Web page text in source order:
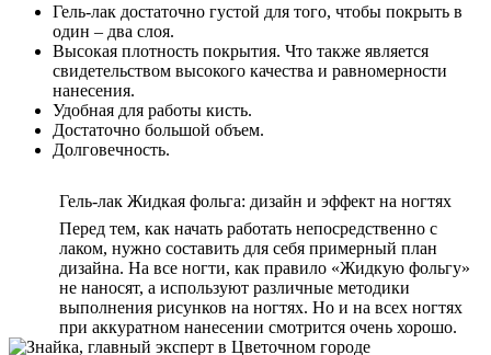
Гель-лак достаточно густой для того, чтобы покрыть в
один – два слоя.
Высокая плотность покрытия. Что также является
свидетельством высокого качества и равномерности
нанесения.
Удобная для работы кисть.
Достаточно большой объем.
Долговечность.
Гель-лак Жидкая фольга: дизайн и эффект на ногтях
Перед тем, как начать работать непосредственно с
лаком, нужно составить для себя примерный план
дизайна. На все ногти, как правило «Жидкую фольгу»
не наносят, а используют различные методики
выполнения рисунков на ногтях. Но и на всех ногтях
при аккуратном нанесении смотрится очень хорошо.